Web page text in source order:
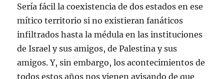
Sería fácil la coexistencia de dos estados en ese
mítico territorio si no existieran fanáticos
infiltrados hasta la médula en las instituciones
de Israel y sus amigos, de Palestina y sus
amigos. Y, sin embargo, los acontecimientos de
todos estos años nos vienen avisando de que